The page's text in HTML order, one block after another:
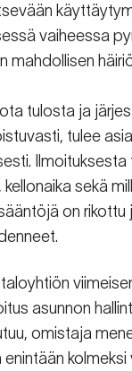
vaiheessa
mahdollisen
tulosta ja
tulee
Ilmoituksesta
sekä
on rikottu
asunnon
omistaja
kolmeksi